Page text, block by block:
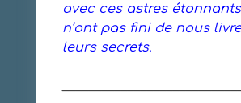
avec ces astres
n’ont pas fini de nous
leurs secrets.